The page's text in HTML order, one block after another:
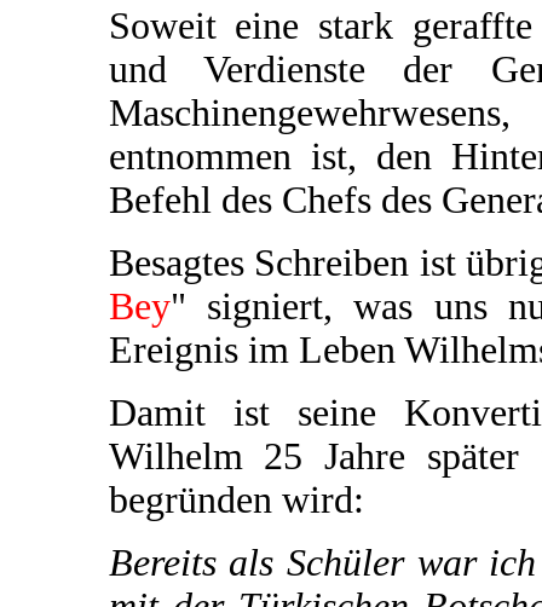
Soweit eine stark
und Verdienste der
entnommen ist, den
Befehl des Chefs des
Besagtes Schreiben ist
Bey" signiert, was uns
Ereignis im Leben
Damit ist seine
Wilhelm 25 Jahre später
begründen wird:
Bereits als Schüler war